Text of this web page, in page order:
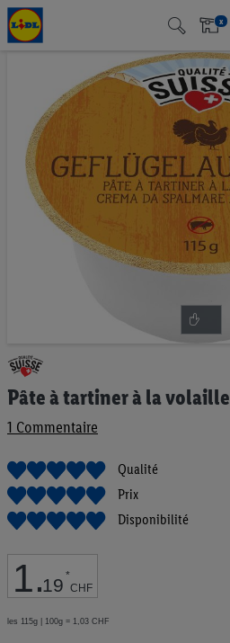
x
Pâte à tartiner à la volaille
1 Commentaire
Qualité
Prix
Disponibilité
1.19 *
CHF
les 115g | 100g = 1,03 CHF
galerie
d’images
Passer
au
début
la
d’images